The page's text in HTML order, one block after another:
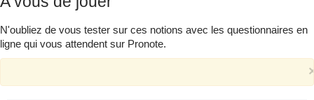
N'oubliez de vous tester sur ces notions avec les questionnaires en
ligne qui vous attendent sur Pronote.